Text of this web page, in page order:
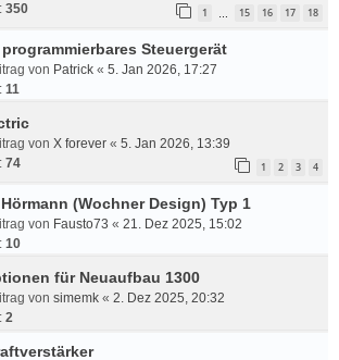
350 1 15 16 17 18
programmierbares Steuergerät
von Patrick « 5. Jan 2026, 17:27
11
von X forever « 5. Jan 2026, 13:39
74 1 2 3 4
(Wochner Design) Typ 1
von Fausto73 « 21. Dez 2025, 15:02
10
für Neuaufbau 1300
von simemk « 2. Dez 2025, 20:32
2